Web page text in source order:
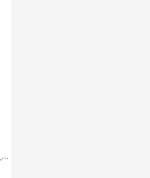
SPOJNICA F KOL 16X1/2 ICMA